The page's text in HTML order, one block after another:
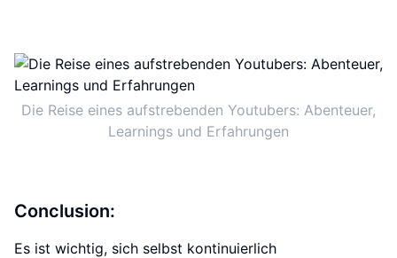
Die Reise eines aufstrebenden Youtubers: Abenteuer,
Learnings und Erfahrungen
Conclusion:
Es ist wichtig, sich selbst kontinuierlich